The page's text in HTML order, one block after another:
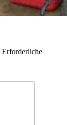
Erforderliche